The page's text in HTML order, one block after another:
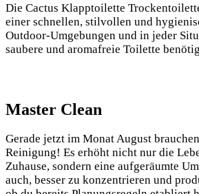
Die Cactus Klapptoilette
einer schnellen, stilvollen und
Outdoor-Umgebungen und in jeder
saubere und aromafreie Toilette
Master Clean
Gerade jetzt im Monat August
Reinigung! Es erhöht nicht nur die
Zuhause, sondern eine aufgeräumte
auch, besser zu konzentrieren und